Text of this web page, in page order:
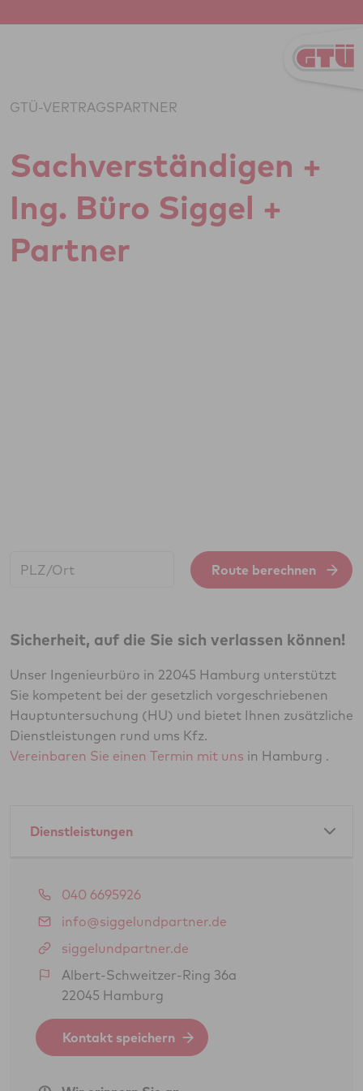
GTÜ-VERTRAGSPARTNER
Sach­ver­stän­di­gen +
Ing. Büro Siggel +
Partner
Route berechnen
Sicherheit, auf die Sie sich verlassen können!
Unser Ingenieurbüro in 22045 Hamburg unterstützt
Sie kompetent bei der gesetzlich vorgeschriebenen
Hauptuntersuchung (HU) und bietet Ihnen zusätzliche
Dienstleistungen rund ums Kfz.
Vereinbaren Sie einen Termin mit uns in Hamburg .
Dienstleistungen
Amtliche Dienstleistungen als GTÜ-Partner:
Hauptuntersuchung Pkw
Änderungsabnahme gem. § 19 (3) StVZO
Gasprüfung Fahrzeugantrieb (GSP/GAP)
BOKraft-Prüfung (Personenbeförderung)
Sachverständigenbüro:
040 6695926
info@siggelundpartner.de
siggelundpartner.de
Albert-Schweitzer-Ring 36a
22045 Hamburg
Kontakt speichern